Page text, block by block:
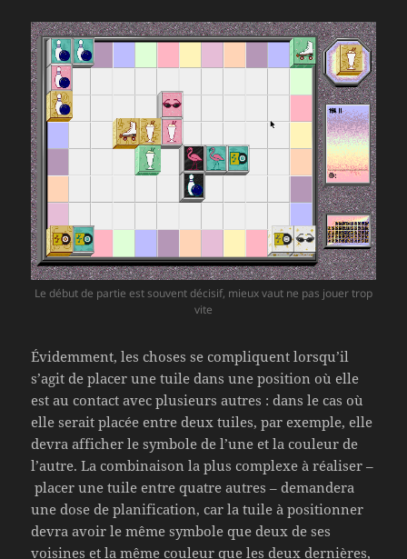
Le début de partie est souvent décisif, mieux vaut ne pas jouer trop
vite
Évidemment, les choses se compliquent lorsqu’il
s’agit de placer une tuile dans une position où elle
est au contact avec plusieurs autres : dans le cas où
elle serait placée entre deux tuiles, par exemple, elle
devra afficher le symbole de l’une et la couleur de
l’autre. La combinaison la plus complexe à réaliser –
placer une tuile entre quatre autres – demandera
une dose de planification, car la tuile à positionner
devra avoir le même symbole que deux de ses
voisines et la même couleur que les deux dernières,